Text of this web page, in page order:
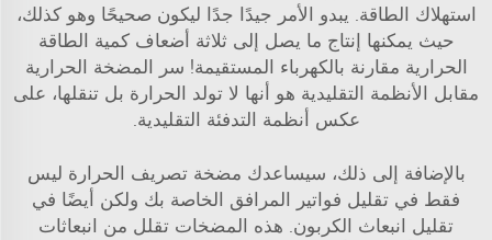
استهلاك الطاقة. يبدو الأمر جيدًا جدًا ليكون صحيحًا وهو كذلك،
حيث يمكنها إنتاج ما يصل إلى ثلاثة أضعاف كمية الطاقة
الحرارية مقارنة بالكهرباء المستقيمة! سر المضخة الحرارية
مقابل الأنظمة التقليدية هو أنها لا تولد الحرارة بل تنقلها، على
عكس أنظمة التدفئة التقليدية.
بالإضافة إلى ذلك، سيساعدك مضخة تصريف الحرارة ليس
فقط في تقليل فواتير المرافق الخاصة بك ولكن أيضًا في
تقليل انبعاث الكربون. هذه المضخات تقلل من انبعاثات